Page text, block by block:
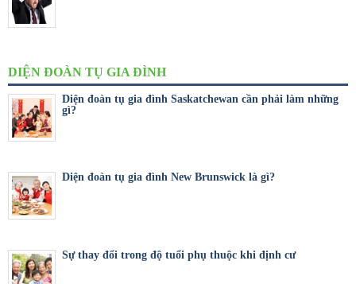
DIỆN ĐOÀN TỤ GIA ĐÌNH
Diện đoàn tụ gia đình Saskatchewan cần phải làm những
gì?
Diện đoàn tụ gia đình New Brunswick là gì?
Sự thay đổi trong độ tuổi phụ thuộc khi định cư